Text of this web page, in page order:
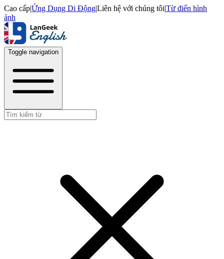
Cao cấp|Ứng Dụng Di Động|Liên hệ với chúng tôi|Từ điển hình
ảnh
Toggle navigation